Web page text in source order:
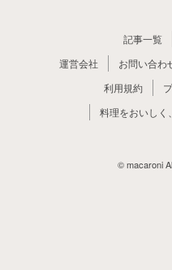
記事一覧
運営会社
お問い合わ
利用規約
料理をおいしく
© macaroni